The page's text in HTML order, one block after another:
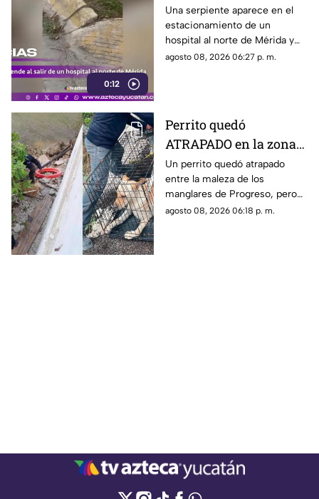
0:12
norte de Mérida y
causa temor
Una serpiente aparece en el
estacionamiento de un
hospital al norte de Mérida y
cruza hacia la vía pública ante
agosto 08, 2026 06:27 p. m.
Perrito quedó
ATRAPADO en la zona
de manglares de
Progreso; así fue
rescatado
Un perrito quedó atrapado
entre la maleza de los
manglares de Progreso, pero
fue rescatado por integrantes
agosto 08, 2026 06:18 p. m.